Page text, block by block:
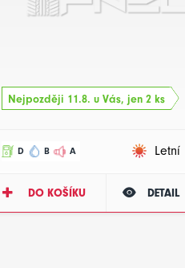
Nejpozději 11.8. u Vás, jen 2 ks
D B A Letní
DO KOŠÍKU DETAIL